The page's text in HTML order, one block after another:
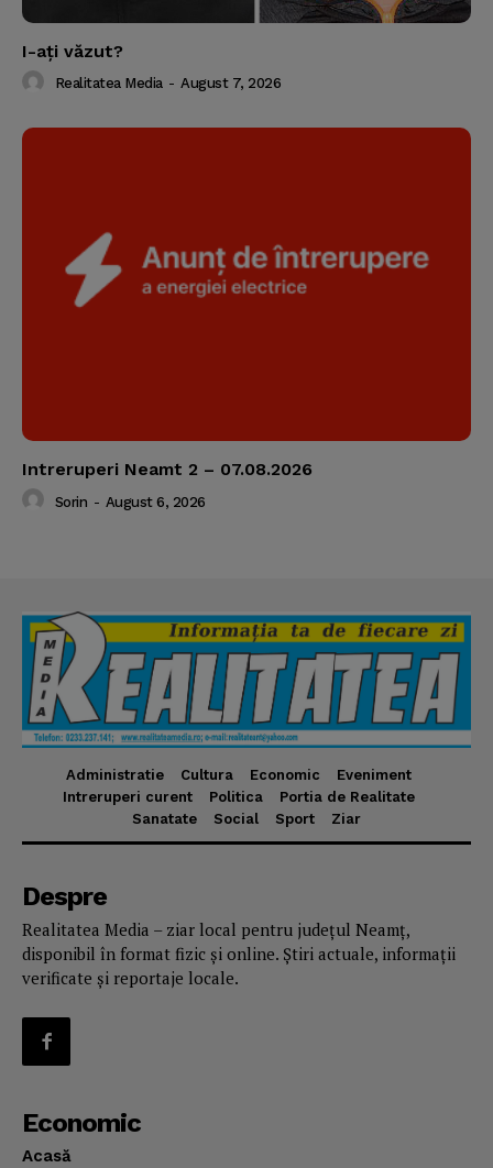
I-aţi văzut?
Realitatea Media - August 7, 2026
Intreruperi Neamt 2 – 07.08.2026
Sorin - August 6, 2026
Administratie Cultura Economic
Eveniment
Intreruperi curent
Politica
Portia de Realitate
Sanatate
Social Sport Ziar
Despre
Realitatea Media – ziar local pentru județul Neamț,
disponibil în format fizic și online. Știri actuale, informații
verificate și reportaje locale.
Economic
Acasă